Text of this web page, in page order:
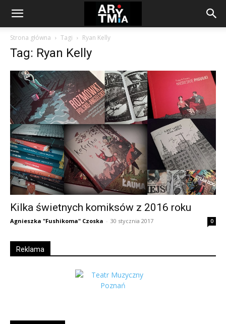
arytmia.eu
Strona główna Tagi Ryan Kelly
Tag: Ryan Kelly
Kilka świetnych komiksów z 2016 roku
Agnieszka "Fushikoma" Czoska - 30 stycznia 2017 0
Reklama